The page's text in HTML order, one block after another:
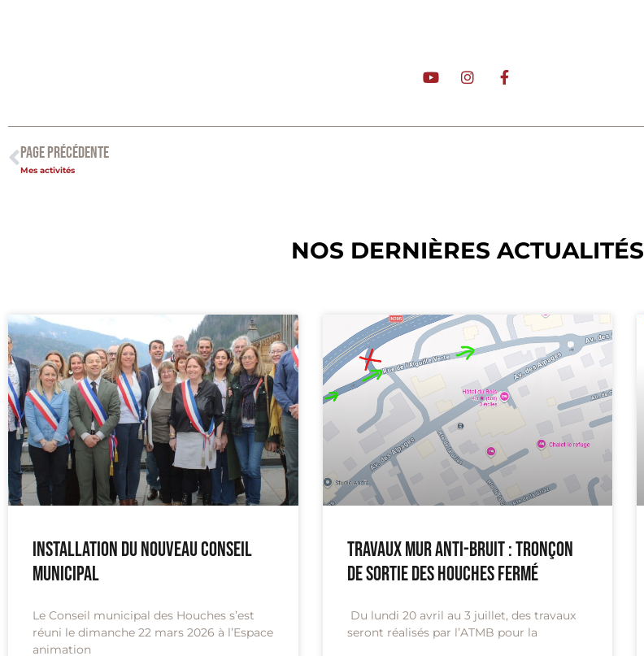
PAGE PRÉCÉDENTE
Mes activités
NOS DERNIÈRES ACTUALITÉS
Installation du nouveau conseil
municipal
Le Conseil municipal des Houches s’est
réuni le dimanche 22 mars 2026 à l’Espace
animation
Travaux Mur anti-bruit : tronçon
de sortie des Houches fermé
Du lundi 20 avril au 3 juillet, des travaux
seront réalisés par l’ATMB pour la